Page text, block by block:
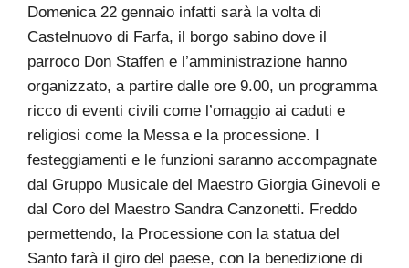
Domenica 22 gennaio infatti sarà la volta di
Castelnuovo di Farfa, il borgo sabino dove il
parroco Don Staffen e l’amministrazione hanno
organizzato, a partire dalle ore 9.00, un programma
ricco di eventi civili come l’omaggio ai caduti e
religiosi come la Messa e la processione. I
festeggiamenti e le funzioni saranno accompagnate
dal Gruppo Musicale del Maestro Giorgia Ginevoli e
dal Coro del Maestro Sandra Canzonetti. Freddo
permettendo, la Processione con la statua del
Santo farà il giro del paese, con la benedizione di